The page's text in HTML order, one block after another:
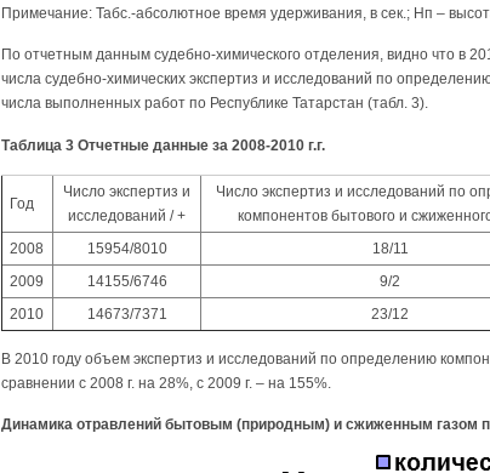
Примечание: Табс.-абсолютное время удерживания, в сек.; Нп –
По отчетным данным судебно-химического отделения, видно что в
числа судебно-химических экспертиз и исследований по
числа выполненных работ по Республике Татарстан (табл. 3).
Таблица 3 Отчетные данные за 2008-2010 г.г.
Год
Число экспертиз и
исследований / +
Число экспертиз и исследований по
компонентов бытового и
2008
15954/8010 18/11
2009
14155/6746 9/2
2010
14673/7371 23/12
В 2010 году объем экспертиз и исследований по определению
сравнении с 2008 г. на 28%, с 2009 г. – на 155%.
Динамика отравлений бытовым (природным) и сжиженным газом